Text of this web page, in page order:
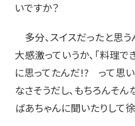
いですか？
多分、スイスだったと思う
大感激っていうか、「料理で
に思ってたんだ!? って思い
なさそうだし、もちろんそ
ばあちゃんに聞いたりして徐